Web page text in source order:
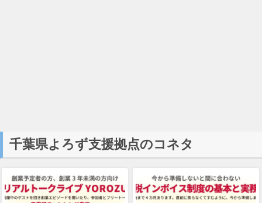
千葉県よろず支援拠点のコネタ